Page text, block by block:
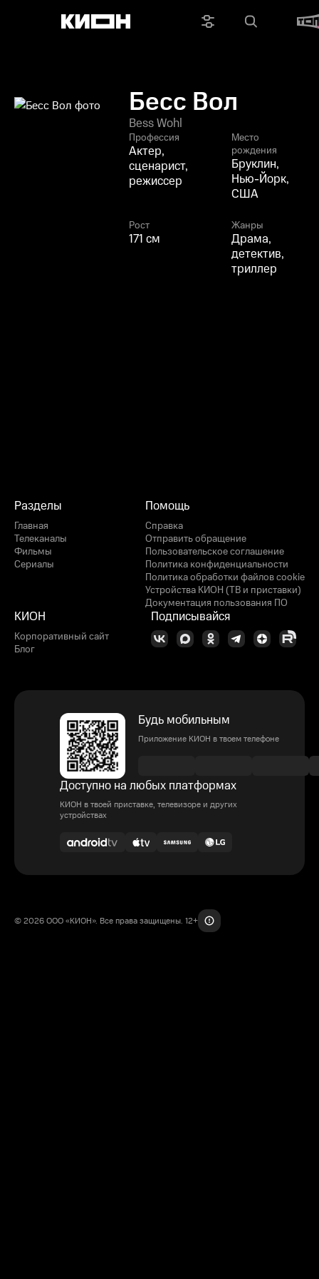
Бесс Вол
Bess Wohl
Профессия
Актер,
сценарист,
режиссер
Место
рождения
Бруклин,
Нью-Йорк,
США
Рост
171 см
Жанры
Драма,
детектив,
триллер
Разделы
Главная
Телеканалы
Фильмы
Сериалы
Помощь
Справка
Отправить обращение
Пользовательское соглашение
Политика конфиденциальности
Политика обработки файлов cookie
Устройства КИОН (ТВ и приставки)
Документация пользования ПО
КИОН
Корпоративный сайт
Блог
Подписывайся
Будь мобильным
Приложение КИОН в твоем телефоне
Доступно на любых платформах
КИОН в твоей приставке, телевизоре и других
устройствах
© 2026 ООО «КИОН». Все права защищены. 12+